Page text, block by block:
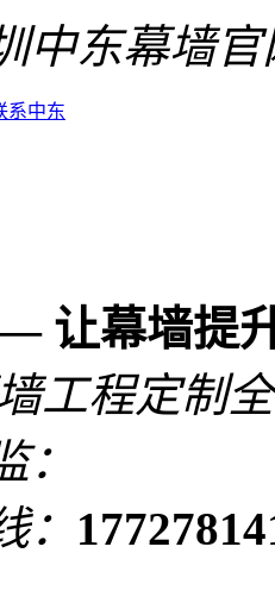
中东幕墙官
系中东
让幕墙提
工程定制
：